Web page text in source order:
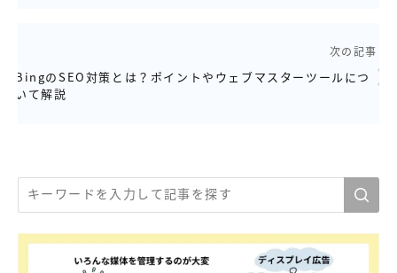
次の記事
BingのSEO対策とは？ポイントやウェブマスターツールにつ
いて解説